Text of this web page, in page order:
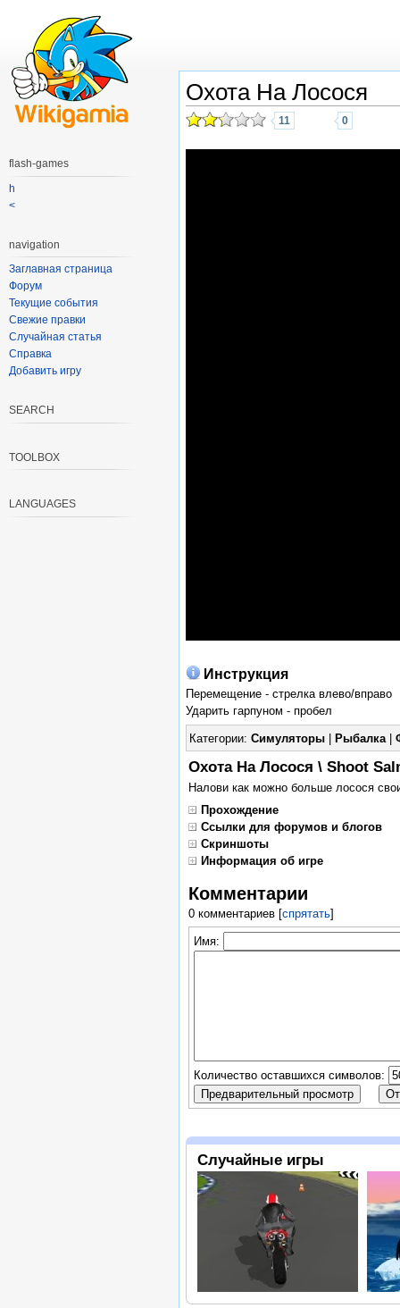
Охота На Лосося
11 0
Инструкция
Перемещение - стрелка влево/вправо
Ударить гарпуном - пробел
Категории: Симуляторы| Рыбалка|
Охота На Лосося \ Shoot
Налови как можно больше лосося
Прохождение
Ссылки для форумов и блогов
Скриншоты
Информация об игре
Комментарии
0 комментариев[спрятать]
Имя:
Количество оставшихся символов:
Случайные игры
flash-games
h
<
navigation
Заглавная страница
Форум
Текущие события
Свежие правки
Случайная статья
Справка
Добавить игру
SEARCH
TOOLBOX
LANGUAGES